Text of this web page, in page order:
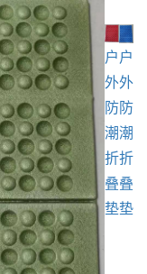
户
外
防
潮
折
叠
垫
户
外
防
潮
折
叠
垫